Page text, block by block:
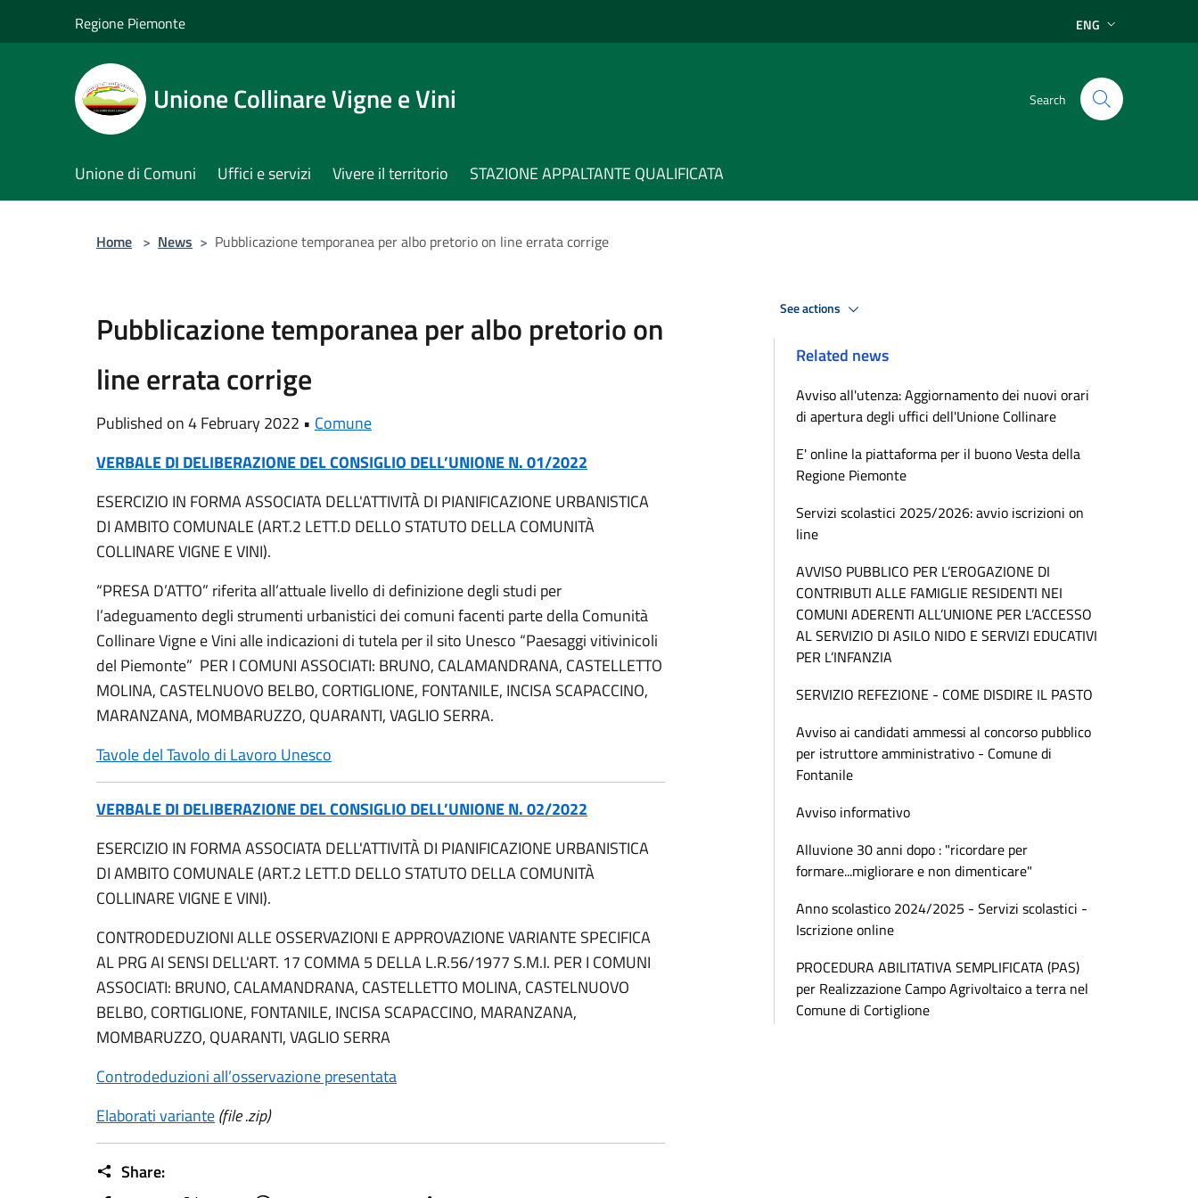
Regione Piemonte ENG
Unione Collinare Vigne e Vini Search
Unione di Comuni Uffici e servizi Vivere il territorio STAZIONE APPALTANTE QUALIFICATA
Home > News > Pubblicazione temporanea per albo pretorio on line errata corrige
Pubblicazione temporanea per albo pretorio on
line errata corrige
Published on 4 February 2022 • Comune
VERBALE DI DELIBERAZIONE DEL CONSIGLIO DELL’UNIONE N. 01/2022
ESERCIZIO IN FORMA ASSOCIATA DELL'ATTIVITÀ DI PIANIFICAZIONE URBANISTICA
DI AMBITO COMUNALE (ART.2 LETT.D DELLO STATUTO DELLA COMUNITÀ
COLLINARE VIGNE E VINI).
“PRESA D’ATTO” riferita all’attuale livello di definizione degli studi per
l’adeguamento degli strumenti urbanistici dei comuni facenti parte della Comunità
Collinare Vigne e Vini alle indicazioni di tutela per il sito Unesco “Paesaggi vitivinicoli
del Piemonte” PER I COMUNI ASSOCIATI: BRUNO, CALAMANDRANA, CASTELLETTO
MOLINA, CASTELNUOVO BELBO, CORTIGLIONE, FONTANILE, INCISA SCAPACCINO,
MARANZANA, MOMBARUZZO, QUARANTI, VAGLIO SERRA.
Tavole del Tavolo di Lavoro Unesco
VERBALE DI DELIBERAZIONE DEL CONSIGLIO DELL’UNIONE N. 02/2022
ESERCIZIO IN FORMA ASSOCIATA DELL'ATTIVITÀ DI PIANIFICAZIONE URBANISTICA
DI AMBITO COMUNALE (ART.2 LETT.D DELLO STATUTO DELLA COMUNITÀ
COLLINARE VIGNE E VINI).
CONTRODEDUZIONI ALLE OSSERVAZIONI E APPROVAZIONE VARIANTE SPECIFICA
AL PRG AI SENSI DELL'ART. 17 COMMA 5 DELLA L.R.56/1977 S.M.I. PER I COMUNI
ASSOCIATI: BRUNO, CALAMANDRANA, CASTELLETTO MOLINA, CASTELNUOVO
BELBO, CORTIGLIONE, FONTANILE, INCISA SCAPACCINO, MARANZANA,
MOMBARUZZO, QUARANTI, VAGLIO SERRA
Controdeduzioni all’osservazione presentata
Elaborati variante(file .zip)
Share:
See actions
Related news
Avviso all'utenza: Aggiornamento dei nuovi orari
di apertura degli uffici dell'Unione Collinare
E' online la piattaforma per il buono Vesta della
Regione Piemonte
Servizi scolastici 2025/2026: avvio iscrizioni on
line
AVVISO PUBBLICO PER L’EROGAZIONE DI
CONTRIBUTI ALLE FAMIGLIE RESIDENTI NEI
COMUNI ADERENTI ALL’UNIONE PER L’ACCESSO
AL SERVIZIO DI ASILO NIDO E SERVIZI EDUCATIVI
PER L’INFANZIA
SERVIZIO REFEZIONE - COME DISDIRE IL PASTO
Avviso ai candidati ammessi al concorso pubblico
per istruttore amministrativo - Comune di
Fontanile
Avviso informativo
Alluvione 30 anni dopo : "ricordare per
formare...migliorare e non dimenticare"
Anno scolastico 2024/2025 - Servizi scolastici -
Iscrizione online
PROCEDURA ABILITATIVA SEMPLIFICATA (PAS)
per Realizzazione Campo Agrivoltaico a terra nel
Comune di Cortiglione